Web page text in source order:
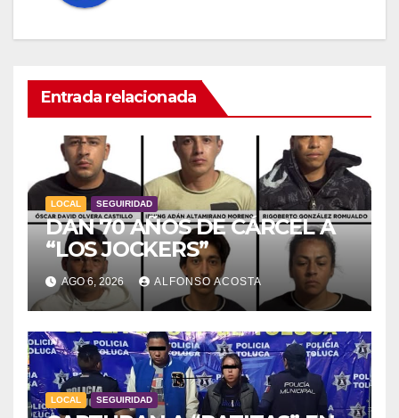
Entrada relacionada
LOCAL SEGUIRIDAD
DAN 70 AÑOS DE CÁRCEL A
“LOS JOCKERS”
AGO 6, 2026 ALFONSO ACOSTA
LOCAL SEGUIRIDAD